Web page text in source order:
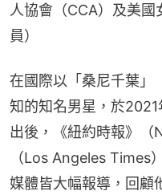
人協會（CCA）及美
員）
在國際以「桑尼千葉」
知的知名男星，於
出後，《紐約時報》（
（Los Angeles Times
媒體皆大幅報導，回顧